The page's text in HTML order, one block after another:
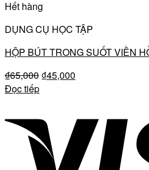
Hết hàng
DỤNG CỤ HỌC TẬP
HỘP BÚT TRONG SUỐT VIỀN
₫65,000 ₫45,000
Đọc tiếp